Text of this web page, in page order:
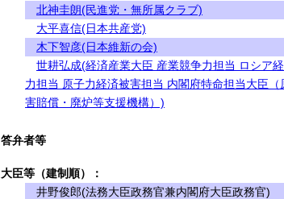
北神圭朗(民進党・無所属クラブ)
大平喜信(日本共産党)
木下智彦(日本維新の会)
世耕弘成(経済産業大臣 産業競争力担当 ロシア
力担当 原子力経済被害担当 内閣府特命担当大臣（
害賠償・廃炉等支援機構）)
答弁者等
大臣等（建制順）：
井野俊郎(法務大臣政務官兼内閣府大臣政務官)